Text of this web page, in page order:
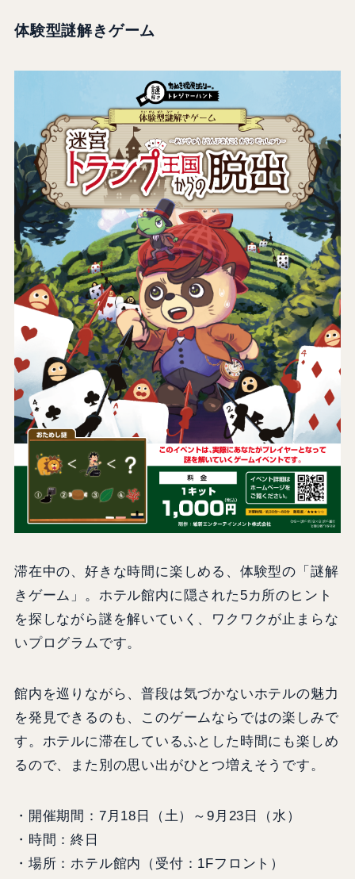
体験型謎解きゲーム
滞在中の、好きな時間に楽しめる、体験型の「謎解
きゲーム」。ホテル館内に隠された5カ所のヒント
を探しながら謎を解いていく、ワクワクが止まらな
いプログラムです。
館内を巡りながら、普段は気づかないホテルの魅力
を発見できるのも、このゲームならではの楽しみで
す。ホテルに滞在しているふとした時間にも楽しめ
るので、また別の思い出がひとつ増えそうです。
・開催期間：7月18日（土）～9月23日（水）
・時間：終日
・場所：ホテル館内（受付：1Fフロント）